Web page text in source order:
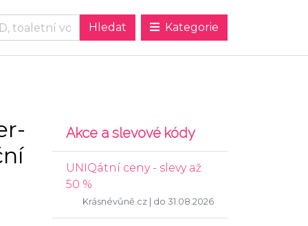
Kategorie
Akce a slevové kódy
UNIQátní ceny - slevy až
50 %
Krásnévůně.cz | do 31.08.2026